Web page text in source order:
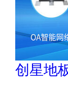
南飞